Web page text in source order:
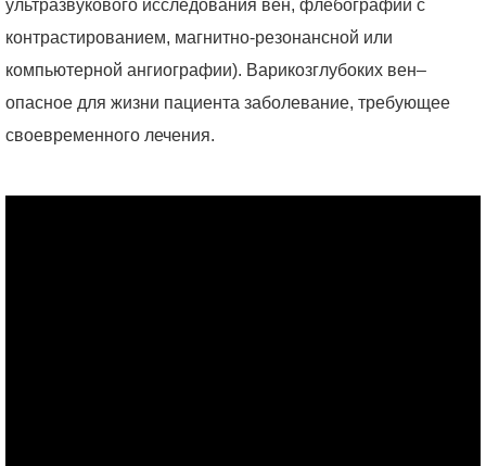
ультразвукового исследования вен, флебографии с
контрастированием, магнитно-резонансной или
компьютерной ангиографии). Варикозглубоких вен–
опасное для жизни пациента заболевание, требующее
своевременного лечения.